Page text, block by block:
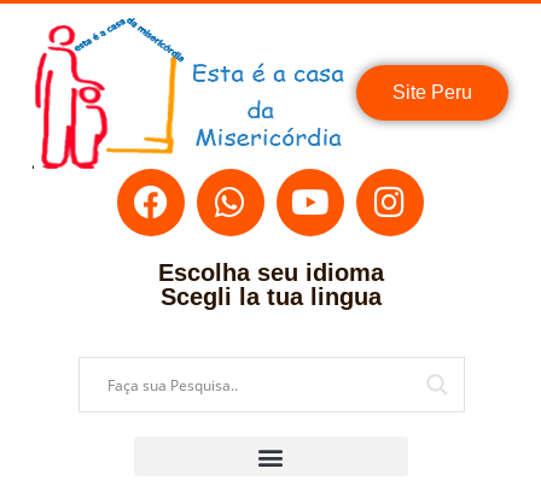
Site Peru
Escolha seu idioma
Scegli la tua lingua